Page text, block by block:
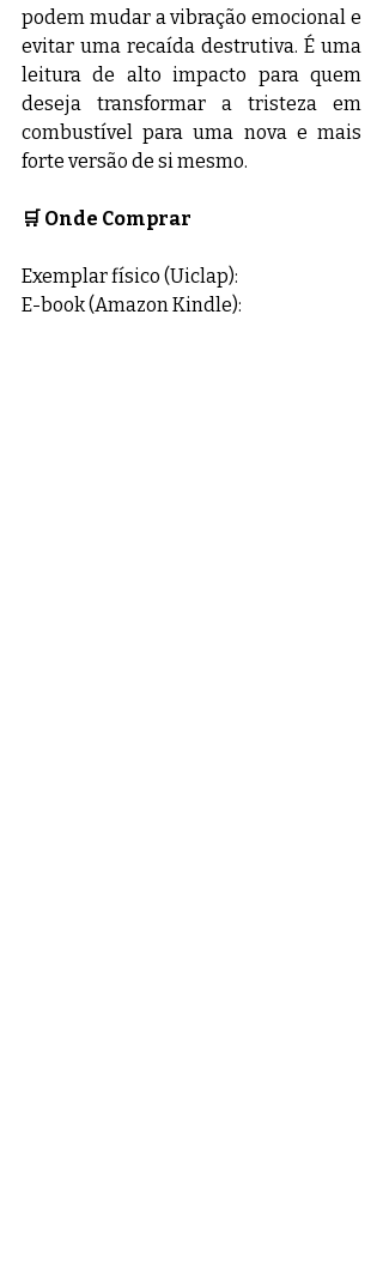
podem mudar a vibração emocional e
evitar uma recaída destrutiva. É uma
leitura de alto impacto para quem
deseja transformar a tristeza em
combustível para uma nova e mais
forte versão de si mesmo.
🛒 Onde Comprar
Exemplar físico (Uiclap):
E-book (Amazon Kindle):